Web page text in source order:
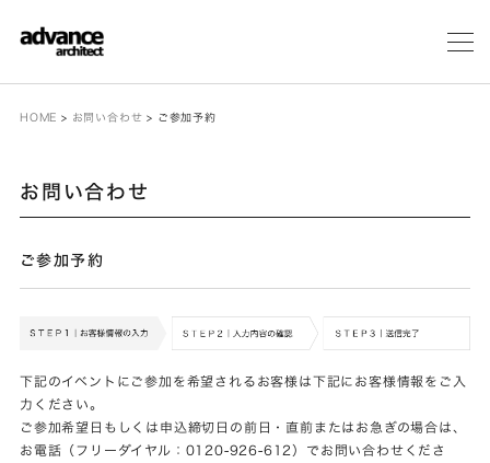
メ
HOME > お問い合わせ > ご参加予約
お問い合わせ
ご参加予約
下記のイベントにご参加を希望されるお客様は下記にお客様情報をご入
力ください。
ご参加希望日もしくは申込締切日の前日・直前またはお急ぎの場合は、
お電話（フリーダイヤル：0120-926-612）でお問い合わせくださ